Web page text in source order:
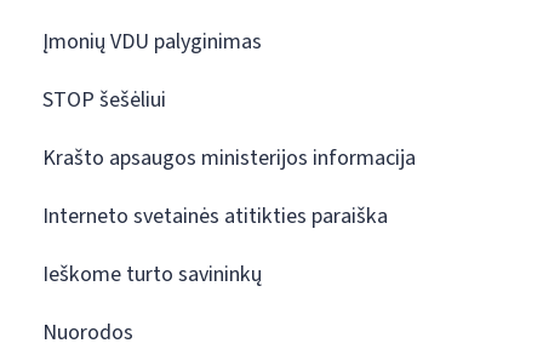
Įmonių VDU palyginimas
STOP šešėliui
Krašto apsaugos ministerijos informacija
Interneto svetainės atitikties paraiška
Ieškome turto savininkų
Nuorodos